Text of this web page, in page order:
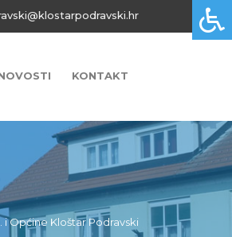
KONTAKT
Općine Kloštar Podravski